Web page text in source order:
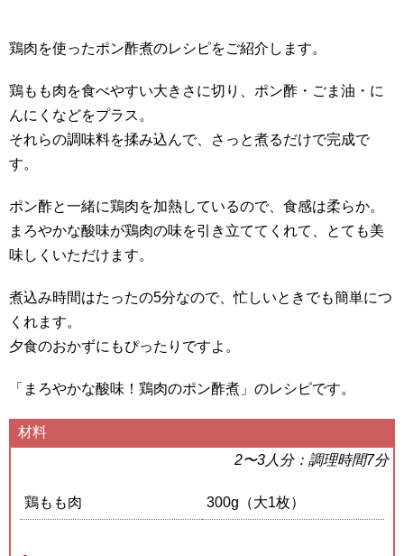
鶏肉を使ったポン酢煮のレシピをご紹介します。
鶏もも肉を食べやすい大きさに切り、ポン酢・ごま油・に
んにくなどをプラス。
それらの調味料を揉み込んで、さっと煮るだけで完成で
す。
ポン酢と一緒に鶏肉を加熱しているので、食感は柔らか。
まろやかな酸味が鶏肉の味を引き立ててくれて、とても美
味しくいただけます。
煮込み時間はたったの5分なので、忙しいときでも簡単につ
くれます。
夕食のおかずにもぴったりですよ。
「まろやかな酸味！鶏肉のポン酢煮」のレシピです。
材料
2〜3人分：調理時間7分
鶏もも肉 300g（大1枚）